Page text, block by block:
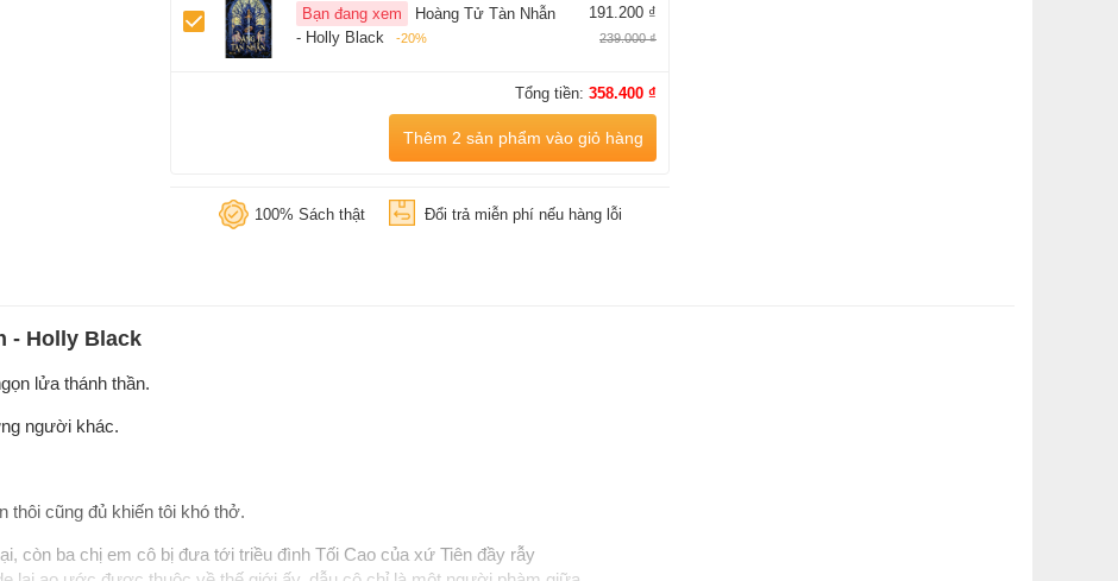
Bạn đang xem
Hoàng Tử Tàn Nhẫn
- Holly Black
-20%
191.200 ₫
239.000 ₫
Tổng tiền: 358.400 ₫
Thêm 2 sản phẩm vào giỏ hàng
100% Sách thật Đổi trả miễn phí nếu hàng lỗi
- Holly Black
lửa thánh thần.
người khác.
thôi cũng đủ khiến tôi khó thở.
còn ba chị em cô bị đưa tới triều đình Tối Cao của xứ Tiên đầy rẫy